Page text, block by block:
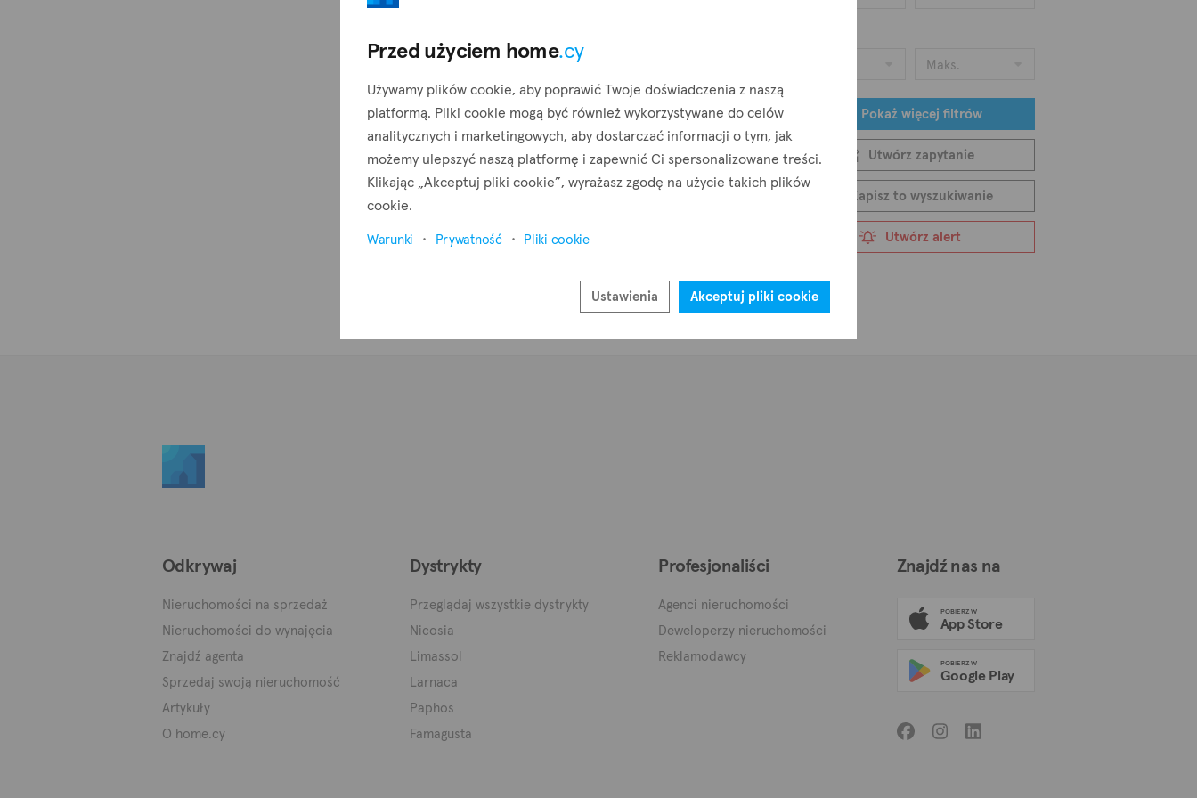
Utwórz alert
Maks.
Pokaż więcej filtrów
Utwórz zapytanie
Zapisz to wyszukiwanie
Utwórz alert
Odkrywaj
Nieruchomości na sprzedaż
Nieruchomości do wynajęcia
Znajdź agenta
Sprzedaj swoją nieruchomość
Artykuły
O home.cy
Dystrykty
Przeglądaj wszystkie dystrykty
Nicosia
Limassol
Larnaca
Paphos
Famagusta
Profesjonaliści
Agenci nieruchomości
Deweloperzy nieruchomości
Reklamodawcy
Znajdź nas na
POBIERZ W
App Store
POBIERZ W
Google Play
Przed użyciem home.cy
Używamy plików cookie, aby poprawić Twoje doświadczenia z naszą
platformą. Pliki cookie mogą być również wykorzystywane do celów
analitycznych i marketingowych, aby dostarczać informacji o tym, jak
możemy ulepszyć naszą platformę i zapewnić Ci spersonalizowane treści.
Klikając „Akceptuj pliki cookie”, wyrażasz zgodę na użycie takich plików
cookie.
Warunki Prywatność Pliki cookie
Ustawienia Akceptuj pliki cookie